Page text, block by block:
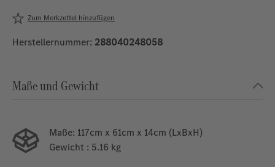
Zum Merkzettel hinzufügen
Herstellernummer: 288040248058
Maße und Gewicht
Maße: 117cm x 61cm x 14cm (LxBxH)
Gewicht : 5.16 kg